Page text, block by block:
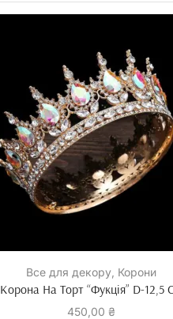
Все для декору, Корони
Корона На Торт “Фукція” D-12,5
450,00 ₴